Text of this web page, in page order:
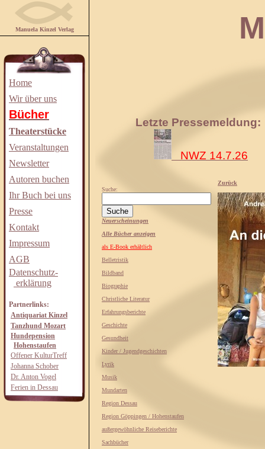
Manuela Kinzel Verlag
Home
Wir über uns
Bücher
Theaterstücke
Veranstaltungen
Newsletter
Autoren buchen
Ihr Buch bei uns
Presse
Kontakt
Impressum
AGB
Datenschutz-
erklärung
Partnerlinks:
Antiquariat Kinzel
Tanzhund Mozart
Hundepension
Hohenstaufen
Offener KulturTreff
Johanna Schober
Dr. Anton Vogel
Ferien in Dessau
Letzte Pressemeldung:
NWZ 14.7.26
Suche:
Neuerscheinungen
Alle Bücher anzeigen
als E-Book erhältlich
Belletristik
Bildband
Biographie
Christliche Literatur
Erfahrungsberichte
Geschichte
Gesundheit
Kinder / Jugendgeschichten
Lyrik
Musik
Mundarten
Region Dessau
Region Göppingen / Hohenstaufen
außergewöhnliche Reiseberichte
Sachbücher
Zurück